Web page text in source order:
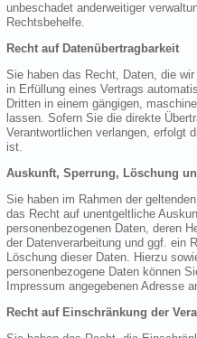
unbeschadet anderweitiger
Rechtsbehelfe.
Recht auf Datenübertragbarkeit
Sie haben das Recht, Daten, die
in Erfüllung eines Vertrags
Dritten in einem gängigen,
lassen. Sofern Sie die direkte
Verantwortlichen verlangen, erfolgt
ist.
Auskunft, Sperrung, Löschung
Sie haben im Rahmen der
das Recht auf unentgeltliche
personenbezogenen Daten, deren
der Datenverarbeitung und ggf. ein
Löschung dieser Daten. Hierzu
personenbezogene Daten können
Impressum angegebenen Adresse
Recht auf Einschränkung der